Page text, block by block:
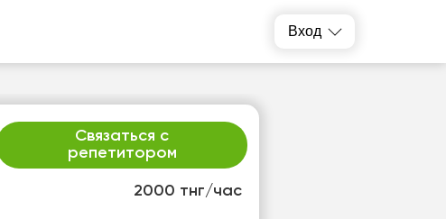
Вход
2000 тнг/час
Связаться с
репетитором